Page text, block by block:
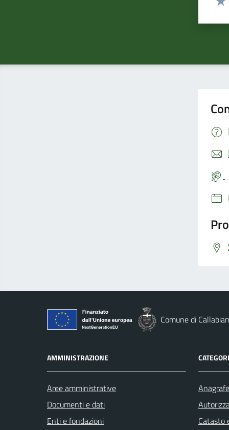
Comune di
AMMINISTRAZIONE
Aree amministrative
Documenti e dati
Enti e fondazioni
Catasto